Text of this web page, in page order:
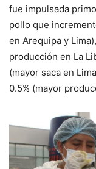
fue impulsada
pollo que
en Arequipa y
producción en La
(mayor saca en
0.5% (mayor